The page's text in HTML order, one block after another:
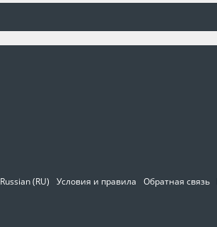
Russian (RU) Условия и правила Обратная связь